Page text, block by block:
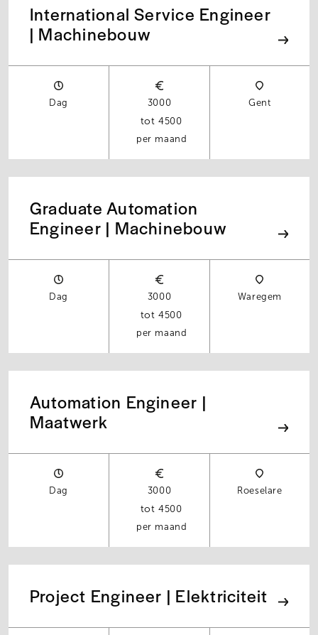
International Service Engineer
| Machinebouw
Dag
3000
4500
per maand
Gent
Graduate Automation
Engineer | Machinebouw
Dag
3000
4500
per maand
Waregem
Automation Engineer |
Maatwerk
Dag
3000
4500
per maand
Roeselare
Project Engineer | Elektriciteit